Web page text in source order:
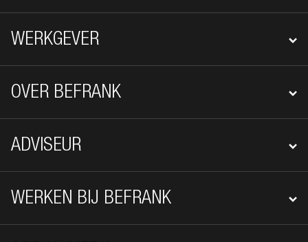
WERKGEVER
OVER BEFRANK
ADVISEUR
WERKEN BIJ BEFRANK